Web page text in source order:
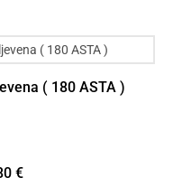
( 180 ASTA )
€